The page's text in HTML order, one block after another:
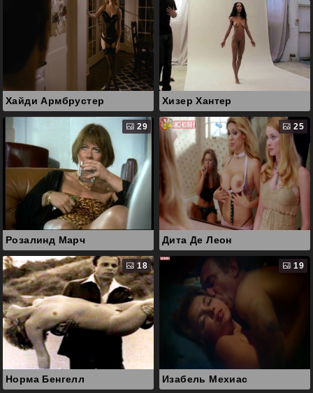
Хайди Армбрустер Хизер Хантер
29
Розалинд Марч
25
Дита Де Леон
18
Норма Бенгелл
19
Изабель Мехиас